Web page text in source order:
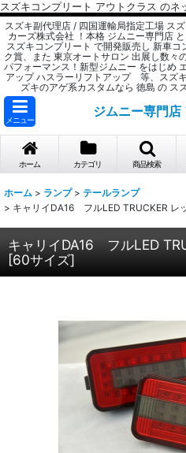
スズキコンプリート アウトクラス のネ
スズキ副代理店 / 四国運輸局指定工場 ス
カーズ株式会社 ！本格 ジムニー専門店
スズキコンプリート で開発販売し 新車
ク賞、また 東京オートサロン 出展し数々
パフォーマンス！新型ジムニー をはじめ
アップ ハスラーリフトアップ 等、ス
ズキのアゲ系カスタムなら 徳島 の ス
メニュー
ジムニー専門店
ホーム カテゴリ 商品検索
ホーム > ランプ > テールランプ
> キャリイDA16 フルLED TRUCKER レ
キャリイDA16 フルLED
[60サイズ]